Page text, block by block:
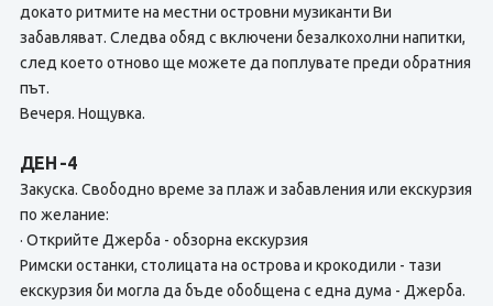
докато ритмите на местни островни музиканти Ви
забавляват. Следва обяд с включени безалкохолни напитки,
след което отново ще можете да поплувате преди обратния
път.
Вечеря. Нощувка.
ДЕН -4
Закуска. Свободно време за плаж и забавления или екскурзия
по желание:
· Открийте Джерба - обзорна екскурзия
Римски останки, столицата на острова и крокодили - тази
екскурзия би могла да бъде обобщена с една дума - Джерба.